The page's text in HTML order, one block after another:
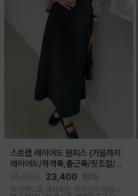
스트랩 레이어드 원피스 (가을까지
레이어드/하객룩,출근룩/핏조절/임
산부,출산후 착용가능)
23,400 10%
브이넥으로 내려오는 넥라인이 여성스